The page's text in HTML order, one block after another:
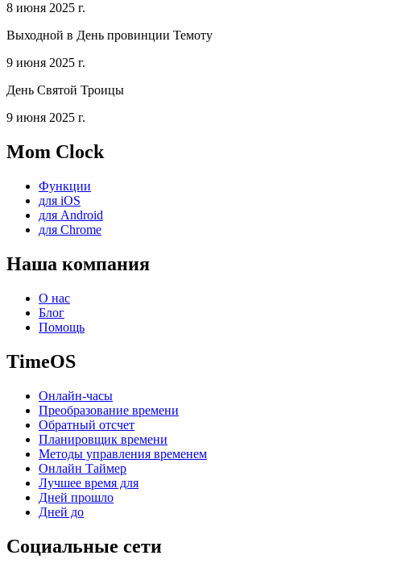
8 июня 2025 г.
Выходной в День провинции Темоту
9 июня 2025 г.
День Святой Троицы
9 июня 2025 г.
Mom Clock
Функции
для iOS
для Android
для Chrome
Наша компания
О нас
Блог
Помощь
TimeOS
Онлайн-часы
Преобразование времени
Обратный отсчет
Планировщик времени
Методы управления временем
Онлайн Таймер
Лучшее время для
Дней прошло
Дней до
Социальные сети